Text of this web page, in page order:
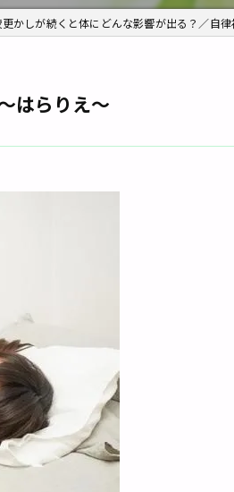
更かしが続くと体にどんな影響が出る？／自
はらりえ〜